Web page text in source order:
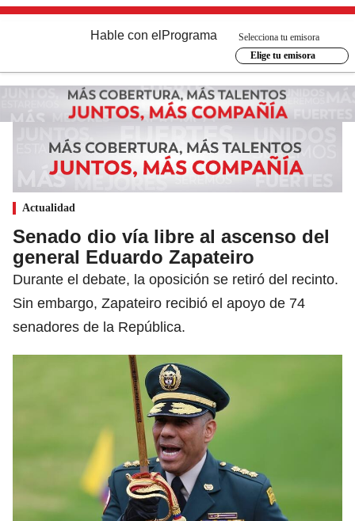
Hable con el Programa
Selecciona tu emisora
Elige tu emisora
Actualidad
Senado dio vía libre al ascenso del
general Eduardo Zapateiro
Durante el debate, la oposición se retiró del recinto.
Sin embargo, Zapateiro recibió el apoyo de 74
senadores de la República.